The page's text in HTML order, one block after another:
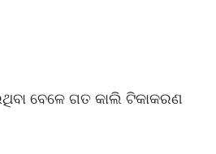
ବେଳେ ଗତ କାଲି ଟିକାକରଣ